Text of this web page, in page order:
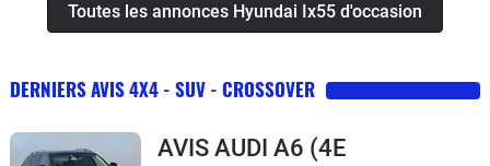
Toutes les annonces Hyundai Ix55 d'occasion
DERNIERS AVIS 4X4 - SUV - CROSSOVER
AVIS AUDI A6 (4E